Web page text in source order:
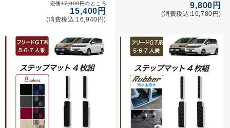
定価17,000円のところ
15,400円
(消費税込:16,940円)
9,800円
(消費税込:10,780円)